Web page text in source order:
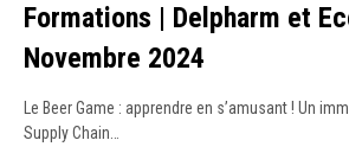
Formations | Delpharm et
Novembre 2024
Le Beer Game : apprendre en s’amusant ! Un
Supply Chain…